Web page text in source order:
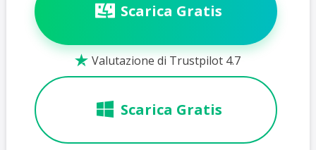
Scarica Gratis
 Valutazione di Trustpilot 4.7
Scarica Gratis